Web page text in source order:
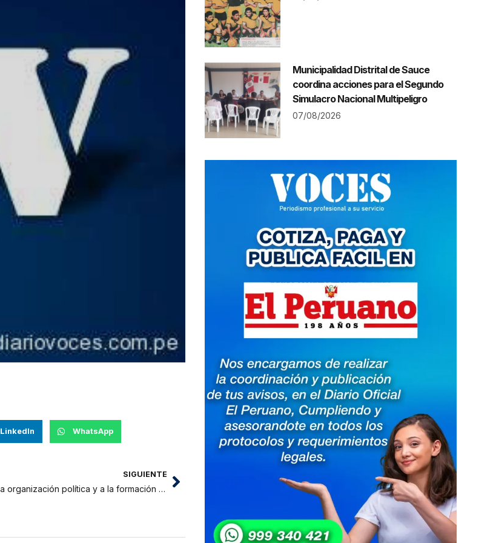
LinkedIn WhatsApp
SIGUIENTE
Una mirada a la organización política y a la formación académica a los candidatos al GORESAM
Municipalidad Distrital de Sauce
coordina acciones para el Segundo
Simulacro Nacional Multipeligro
07/08/2026